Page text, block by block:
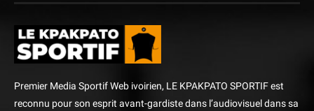
Premier Media Sportif Web ivoirien, LE KPAKPATO SPORTIF est
reconnu pour son esprit avant-gardiste dans l’audiovisuel dans sa